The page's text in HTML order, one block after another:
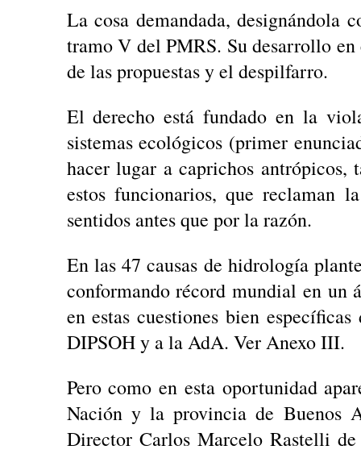
La cosa demandada, designándola
tramo V del PMRS. Su desarrollo
de las propuestas y el despilfarro.
El derecho está fundado en la
sistemas ecológicos (primer
hacer lugar a caprichos
estos funcionarios, que reclaman
sentidos antes que por la razón.
En las 47 causas de hidrología
conformando récord mundial en
en estas cuestiones bien
DIPSOH y a la AdA. Ver Anexo III.
Pero como en esta oportunidad
Nación y la provincia de Buenos
Director Carlos Marcelo Rastelli